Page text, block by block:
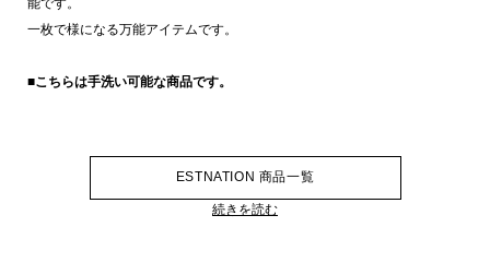
能です。
一枚で様になる万能アイテムです。
■こちらは手洗い可能な商品です。
ESTNATION 商品一覧
続きを読む